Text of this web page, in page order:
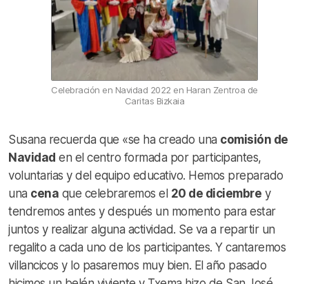
Celebración en Navidad 2022 en Haran Zentroa de
Caritas Bizkaia
Susana recuerda que «se ha creado una comisión de
Navidad en el centro formada por participantes,
voluntarias y del equipo educativo. Hemos preparado
una cena que celebraremos el 20 de diciembre y
tendremos antes y después un momento para estar
juntos y realizar alguna actividad. Se va a repartir un
regalito a cada uno de los participantes. Y cantaremos
villancicos y lo pasaremos muy bien. El año pasado